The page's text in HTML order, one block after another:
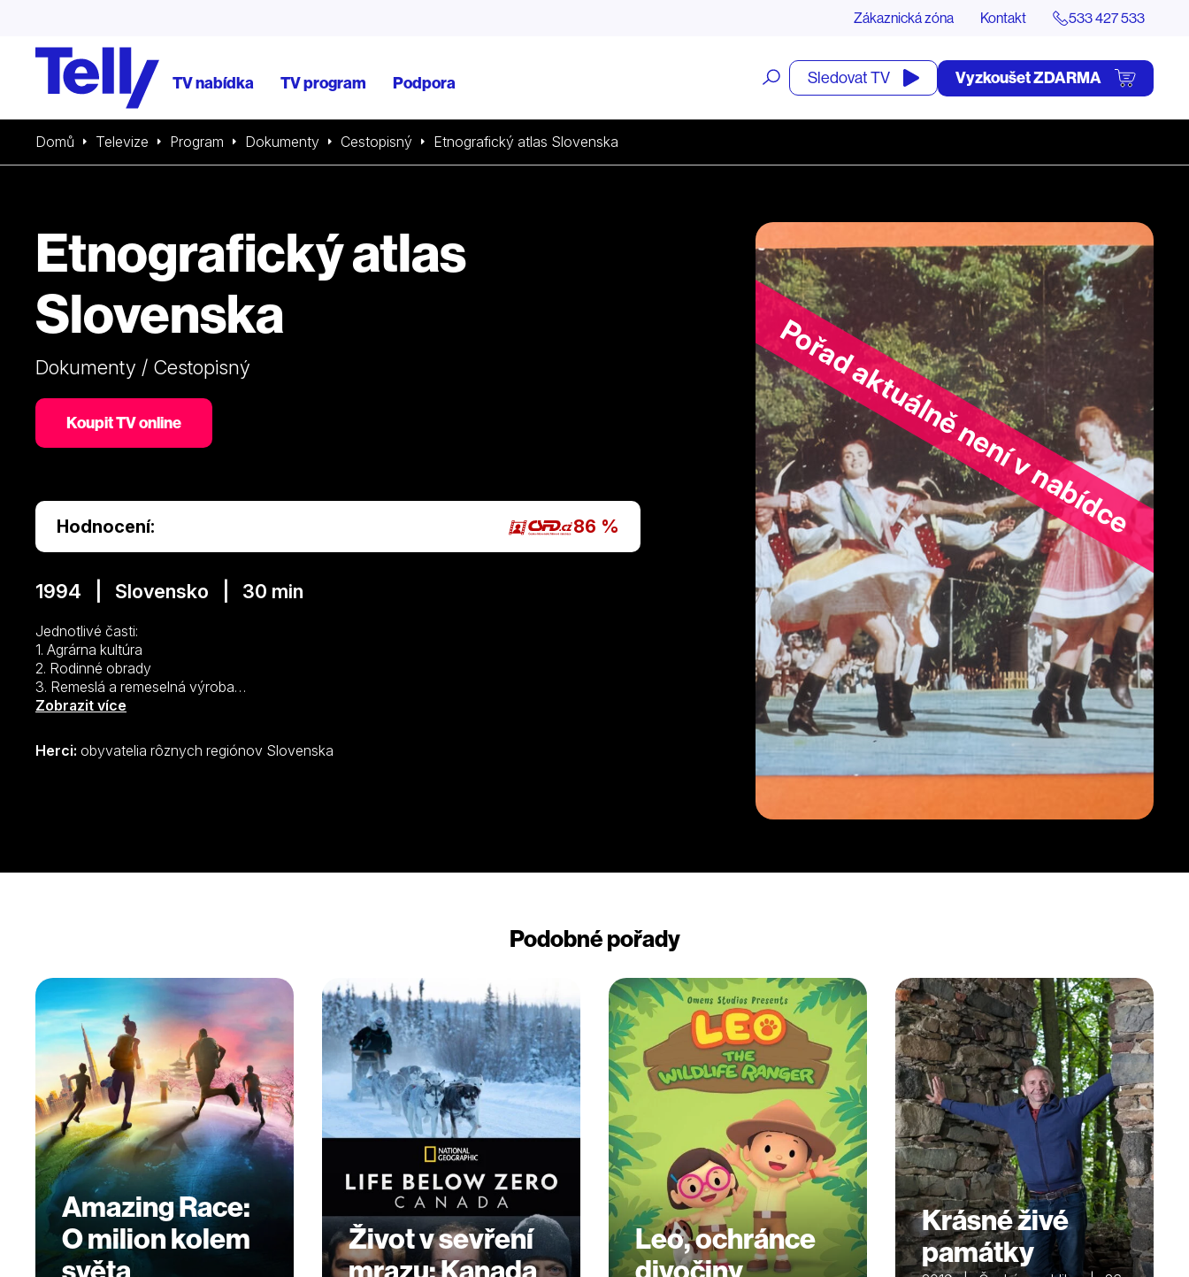
Zákaznická zóna Kontakt 533 427 533
TV nabídka TV program Podpora
Otevřít
vyhledávání
Sledovat TV Vyzkoušet ZDARMA
Domů Televize Program Dokumenty Cestopisný Etnografický atlas Slovenska
Pořad aktuálně není v nabídce
Etnografický atlas
Slovenska
Dokumenty / Cestopisný
Koupit TV online
Hodnocení: 86 %
1994 | Slovensko | 30 min
Jednotlivé časti:
1. Agrárna kultúra
2. Rodinné obrady
3. Remeslá a remeselná výroba
4. Tanec
6. Strava
7. Chov hospodárskych zvierat
13. Obchod, trhy, jarmoky
Zobrazit více
Herci: obyvatelia rôznych regiónov Slovenska
Podobné pořady
Amazing Race:
O milion kolem
světa
Život v sevření
mrazu: Kanada
Leo, ochránce
divočiny
Krásné živé
památky